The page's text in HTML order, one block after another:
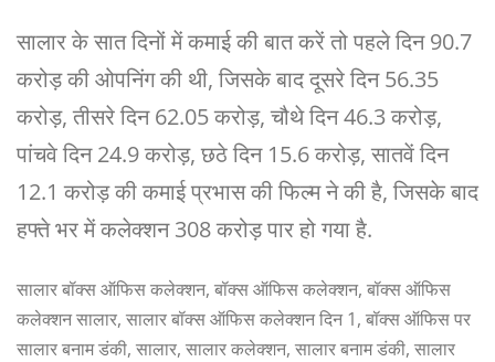
सालार के सात दिनों में कमाई की बात करें तो पहले दिन 90.7
करोड़ की ओपनिंग की थी, जिसके बाद दूसरे दिन 56.35
करोड़, तीसरे दिन 62.05 करोड़, चौथे दिन 46.3 करोड़,
पांचवे दिन 24.9 करोड़, छठे दिन 15.6 करोड़, सातवें दिन
12.1 करोड़ की कमाई प्रभास की फिल्म ने की है, जिसके बाद
हफ्ते भर में कलेक्शन 308 करोड़ पार हो गया है.
सालार बॉक्स ऑफिस कलेक्शन, बॉक्स ऑफिस कलेक्शन, बॉक्स ऑफिस
कलेक्शन सालार, सालार बॉक्स ऑफिस कलेक्शन दिन 1, बॉक्स ऑफिस पर
सालार बनाम डंकी, सालार, सालार कलेक्शन, सालार बनाम डंकी, सालार